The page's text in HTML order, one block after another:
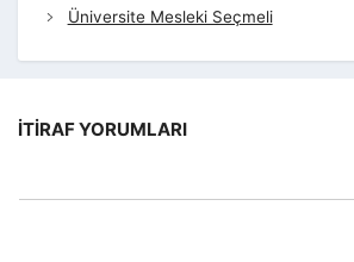
Üniversite Mesleki Seçmeli
İTIRAF YORUMLARI